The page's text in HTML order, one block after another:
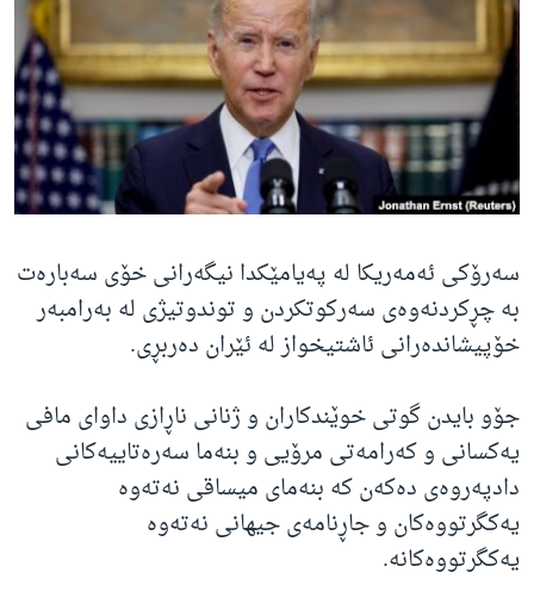
ژیان لە فەرهەنگدا
Learning English
FOLLOW US
زمانه‌کان
سه‌رۆکی ئه‌مەریکا له‌ په‌یامێکدا نیگه‌رانی خۆی سه‌باره‌ت
به‌ چڕکردنەوەی سه‌رکوتکردن و توندوتیژی لە بەرامبەر
خۆپیشانده‌رانی ئاشتیخواز له‌ ئێران ده‌ربڕی.
جۆو بایدن گوتی خوێندکاران و ژنانی ناڕازی داوای مافی
یەکسانی و کەرامەتی مرۆیی و بنەما سەرەتاییەکانی
دادپەروەی دەکەن کە بنەمای میساقی نەتەوە
یەکگرتووەکان و جاڕنامەی جیهانی نەتەوە
یەکگرتووەکانە.